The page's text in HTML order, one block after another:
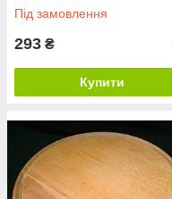
Під замовлення
293 ₴
Купити